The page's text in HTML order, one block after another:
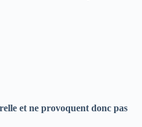
et ne provoquent donc pas